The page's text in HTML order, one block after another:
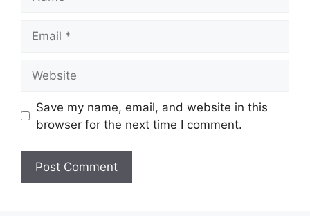
Save my name, email, and website in this
browser for the next time I comment.